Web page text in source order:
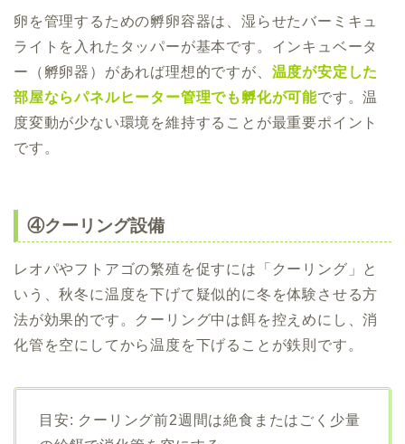
卵を管理するための孵卵容器は、湿らせたバーミキュ
ライトを入れたタッパーが基本です。インキュベータ
ー（孵卵器）があれば理想的ですが、 温度が安定した
部屋ならパネルヒーター管理でも孵化が可能です。温
度変動が少ない環境を維持することが最重要ポイント
です。
④クーリング設備
レオパやフトアゴの繁殖を促すには「クーリング」と
いう、秋冬に温度を下げて疑似的に冬を体験させる方
法が効果的です。クーリング中は餌を控えめにし、消
化管を空にしてから温度を下げることが鉄則です。
目安: クーリング前2週間は絶食またはごく少量